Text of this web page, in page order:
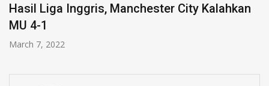
Hasil Liga Inggris, Manchester City Kalahkan
MU 4-1
March 7, 2022